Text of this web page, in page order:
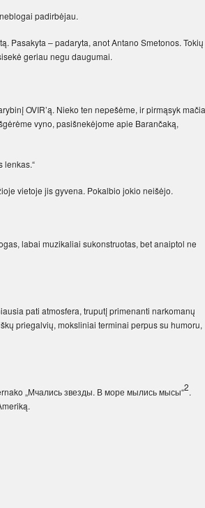
padirbėjau.
Pasakyta – padaryta, anot Antano Smetonos. Tokių
geriau negu daugumai.
OVIR’ą. Nieko ten nepešėme, ir pirmąsyk
vyno, pasišnekėjome apie Barančaką,
lenkas.“
vietoje jis gyvena. Pokalbio jokio neišėjo.
labai muzikaliai sukonstruotas, bet anaiptol ne
pati atmosfera, truputį primenanti narkomanų
priegalvių, moksliniai terminai perpus su humoru,
„Мчались звезды. В море мылись мысы“2.